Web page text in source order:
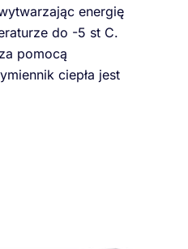
energię
do -5 st C.
pomocą
ciepła jest